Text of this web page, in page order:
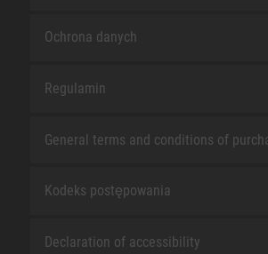
Ochrona danych
Regulamin
General terms and conditions of
Kodeks postępowania
Declaration of accessibility